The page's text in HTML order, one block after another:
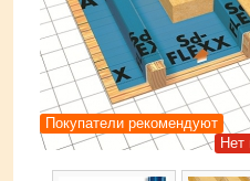
Покупатели рекомендуют
Нет